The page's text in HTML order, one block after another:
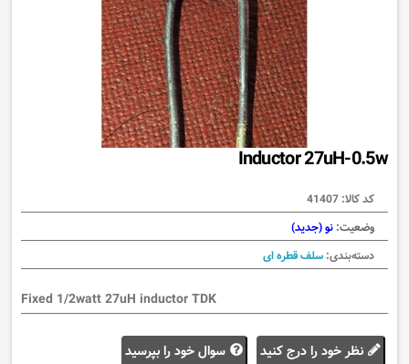
Inductor 27uH-0.5w
کد کالا: 41407
وضعیت: نو (جدید)
دسته‌بندی: سلف قطره ای
Fixed 1/2watt 27uH inductor TDK
نظر خود را درج کنید سوال خود را بپرسید